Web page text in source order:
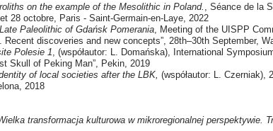
on the example of the Mesolithic in Poland.
, Séance de la
28 octobre, Paris - Saint-Germain-en-Laye, 2022
Paleolithic of Gdańsk Pomerania , Meeting of the UISPP
discoveries and new concepts”, 28th–30th September,
Polesie 1 , (współautor: L. Domańska), International
Skull of Peking Man”, Pekin, 2019
of local societies after the LBK, (współautor: L. Czerniak),
2018
transformacja kulturowa w mikroregionalnej perspektywie.